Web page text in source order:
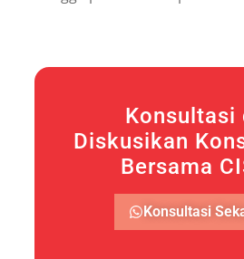
Konsultasi
Diskusikan
Bersama
Konsultasi